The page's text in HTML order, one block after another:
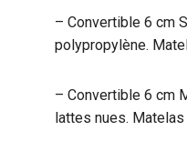
– Convertible 6 cm
polypropylène.
– Convertible 6 cm
lattes nues.